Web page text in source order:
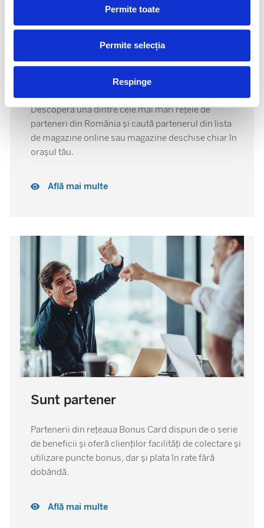
Permite toate
Permite selecția
Respinge
Caută partener
Descoperă una dintre cele mai mari rețele de
parteneri din România și caută partenerul din lista
de magazine online sau magazine deschise chiar în
orașul tău.
Află mai multe
Sunt partener
Partenerii din rețeaua Bonus Card dispun de o serie
de beneficii și oferă clienților facilități de colectare și
utilizare puncte bonus, dar și plata în rate fără
dobândă.
Află mai multe